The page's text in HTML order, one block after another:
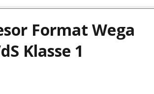
Format Wega
Klasse 1